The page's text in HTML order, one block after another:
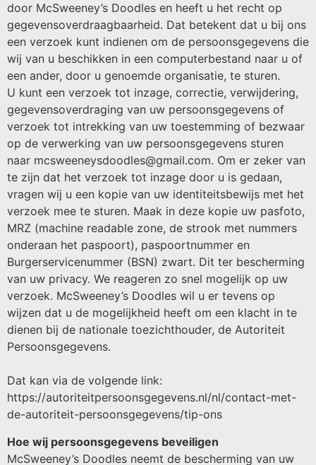
door McSweeney’s Doodles en heeft u het recht op
gegevensoverdraagbaarheid. Dat betekent dat u bij ons
een verzoek kunt indienen om de persoonsgegevens die
wij van u beschikken in een computerbestand naar u of
een ander, door u genoemde organisatie, te sturen.
U kunt een verzoek tot inzage, correctie, verwijdering,
gegevensoverdraging van uw persoonsgegevens of
verzoek tot intrekking van uw toestemming of bezwaar
op de verwerking van uw persoonsgegevens sturen
naar mcsweeneysdoodles@gmail.com. Om er zeker van
te zijn dat het verzoek tot inzage door u is gedaan,
vragen wij u een kopie van uw identiteitsbewijs met het
verzoek mee te sturen. Maak in deze kopie uw pasfoto,
MRZ (machine readable zone, de strook met nummers
onderaan het paspoort), paspoortnummer en
Burgerservicenummer (BSN) zwart. Dit ter bescherming
van uw privacy. We reageren zo snel mogelijk op uw
verzoek. McSweeney’s Doodles wil u er tevens op
wijzen dat u de mogelijkheid heeft om een klacht in te
dienen bij de nationale toezichthouder, de Autoriteit
Persoonsgegevens.
Dat kan via de volgende link:
https://autoriteitpersoonsgegevens.nl/nl/contact-met-
de-autoriteit-persoonsgegevens/tip-ons
Hoe wij persoonsgegevens beveiligen
McSweeney’s Doodles neemt de bescherming van uw